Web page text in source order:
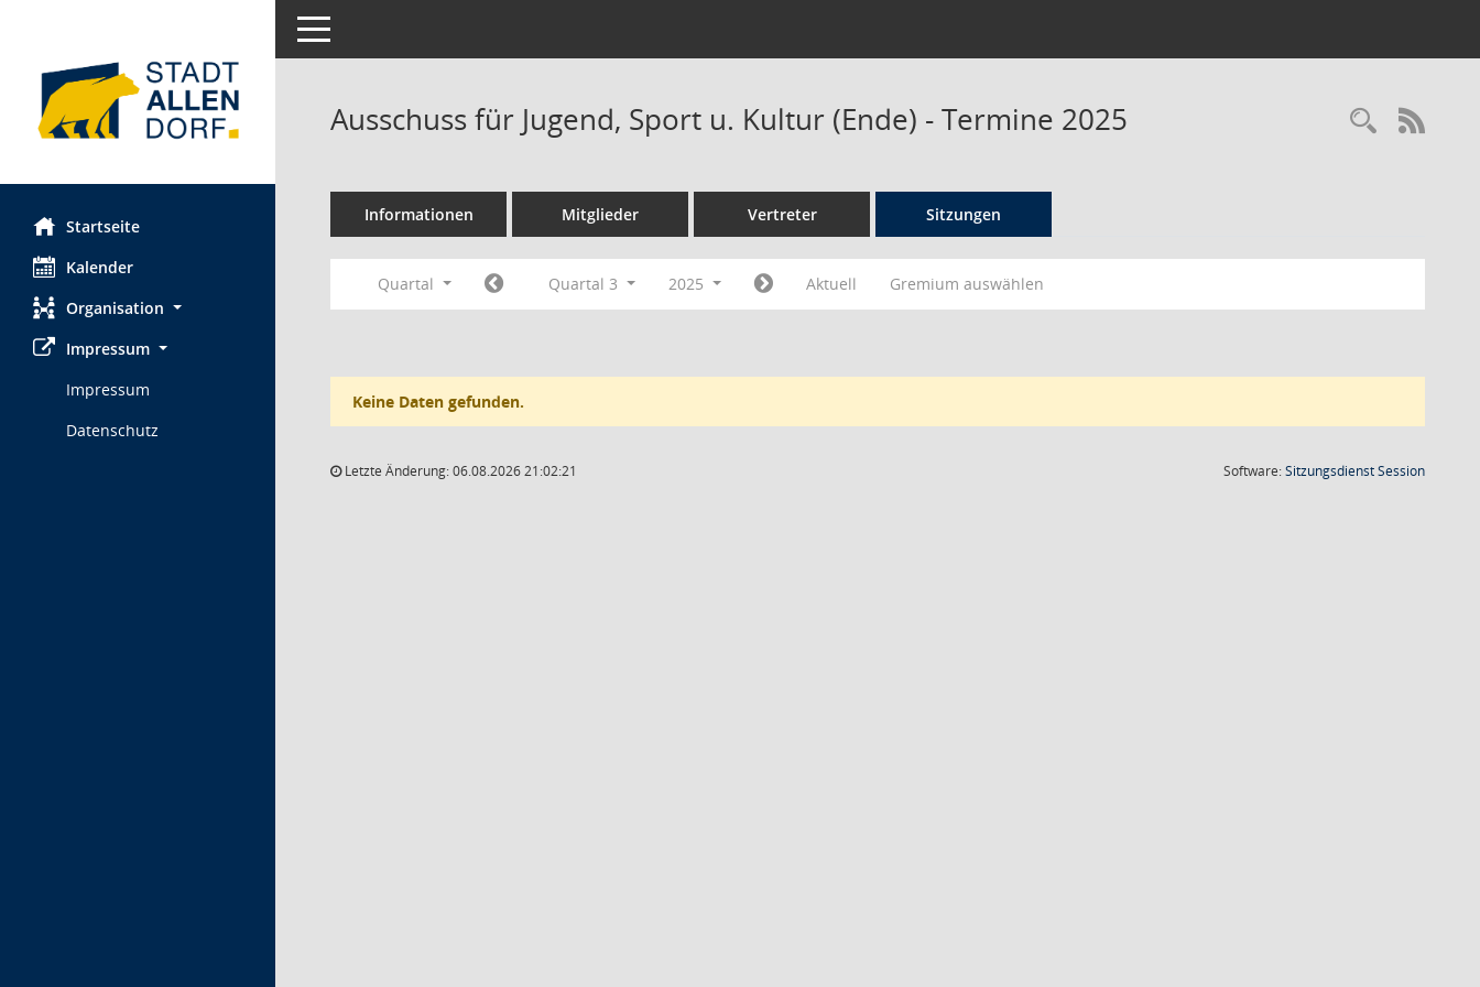
Startseite
Kalender
Organisation
Impressum
Impressum
Datenschutz
Toggle navigation
Ausschuss für Jugend, Sport u. Kultur (Ende) - Termine 2025
Informationen Mitglieder Vertreter Sitzungen
Quartal Quartal 3 2025 Aktuell Gremium auswählen
Keine Daten gefunden.
Letzte Änderung: 06.08.2026 21:02:21 Software:SitzungsdienstSession(Wird in